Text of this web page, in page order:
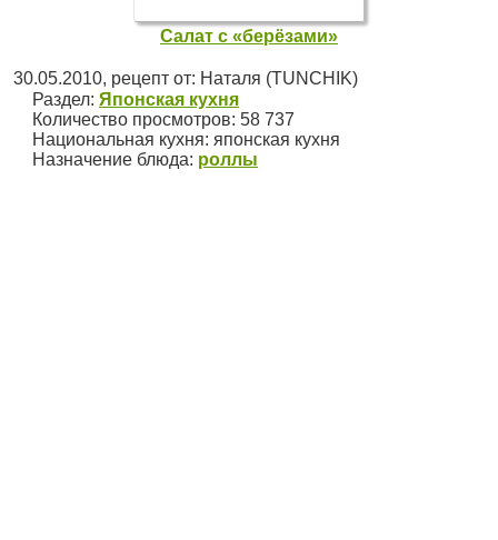
Салат с «берёзами»
30.05.2010, рецепт от: Наталя (TUNCHIK)
Раздел: Японская кухня
Количество просмотров: 58 737
Национальная кухня: японская кухня
Назначение блюда: роллы